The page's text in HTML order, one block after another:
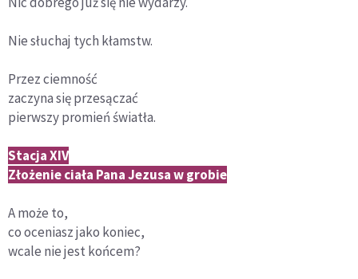
Nie słuchaj tych kłamstw.
Przez ciemność
zaczyna się przesączać
pierwszy promień światła.
Stacja XIV
Złożenie ciała Pana Jezusa w grobie
A może to,
co oceniasz jako koniec,
wcale nie jest końcem?